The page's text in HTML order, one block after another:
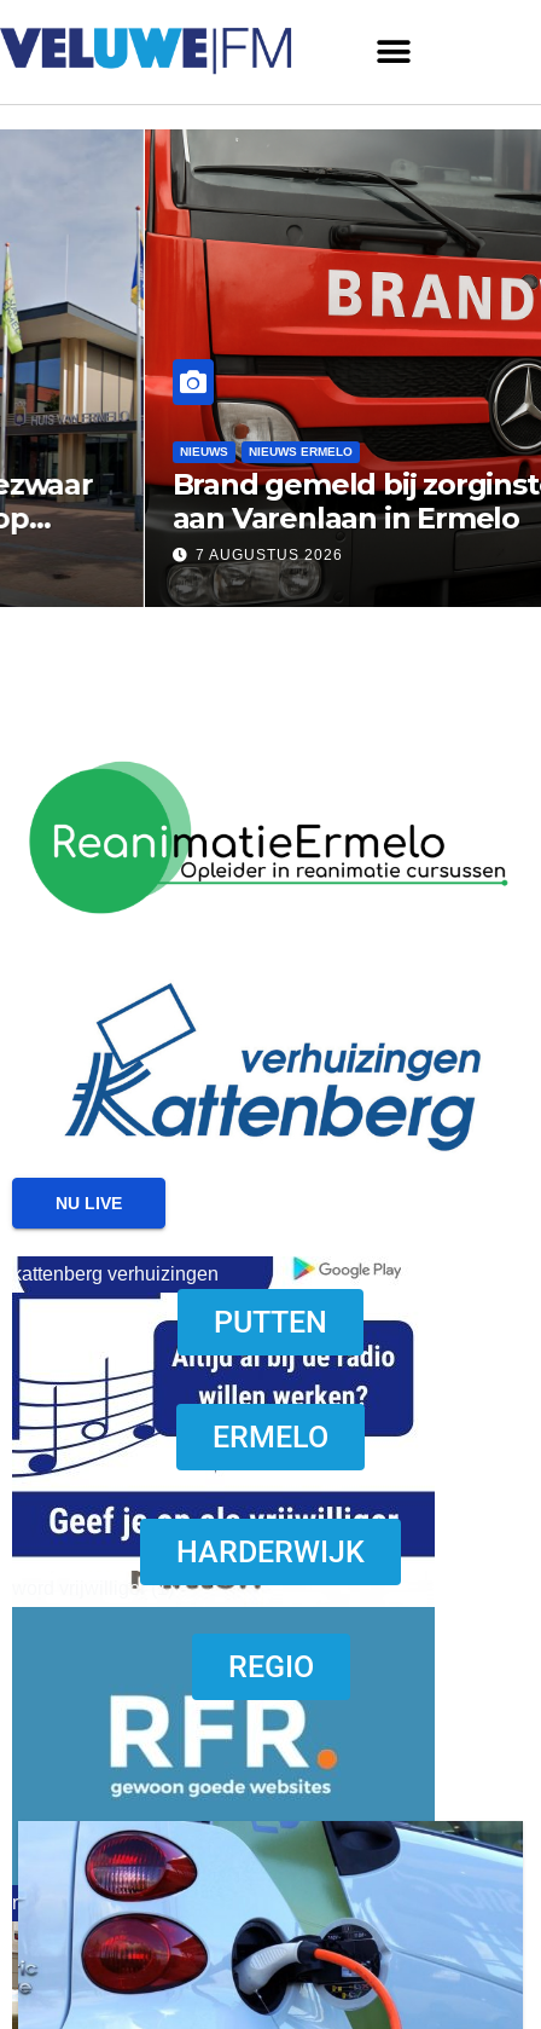
NIEUWS NIEUWS ERMELO
Brand gemeld bij zorginstelling
aan Varenlaan in Ermelo
7 AUGUSTUS 2026
reanimatie ermelo
download onzze App
word vrijwilliger (1)
kattenberg verhuizingen
word vrijwilliger (1)
refreshed webdesign putten
NU LIVE
PUTTEN
ERMELO
HARDERWIJK
REGIO